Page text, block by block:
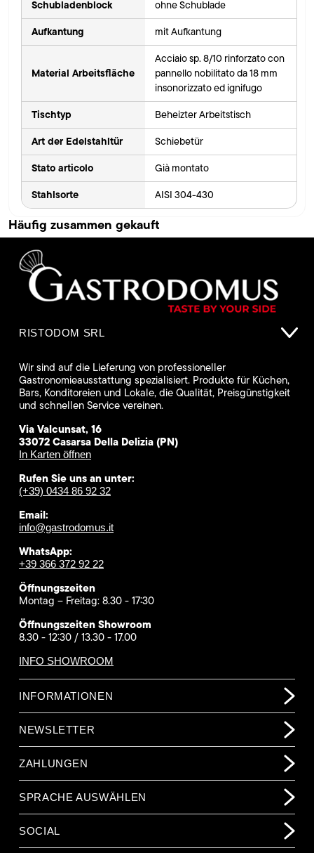
Schubladenblock ohne Schublade
Aufkantung mit Aufkantung
Material Arbeitsfläche
Acciaio sp. 8/10 rinforzato con
pannello nobilitato da 18 mm
insonorizzato ed ignifugo
Tischtyp Beheizter Arbeitstisch
Art der Edelstahltür Schiebetür
Stato articolo Già montato
Stahlsorte AISI 304-430
Häufig zusammen gekauft
RISTODOM SRL
Wir sind auf die Lieferung von professioneller
Gastronomieausstattung spezialisiert. Produkte für Küchen,
Bars, Konditoreien und Lokale, die Qualität, Preisgünstigkeit
und schnellen Service vereinen.
Via Valcunsat, 16
33072 Casarsa Della Delizia (PN)
In Karten öffnen
Rufen Sie uns an unter:
(+39) 0434 86 92 32
Email:
info@gastrodomus.it
WhatsApp:
+39 366 372 92 22
Öffnungszeiten
Montag – Freitag: 8.30 - 17:30
Öffnungszeiten Showroom
8.30 - 12:30 / 13.30 - 17.00
INFO SHOWROOM
INFORMATIONEN
NEWSLETTER
ZAHLUNGEN
SPRACHE AUSWÄHLEN
SOCIAL